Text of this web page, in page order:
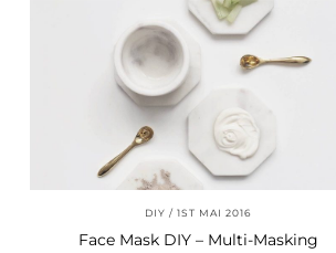
DIY 1ST MAI 2016
Face Mask DIY – Multi-Masking